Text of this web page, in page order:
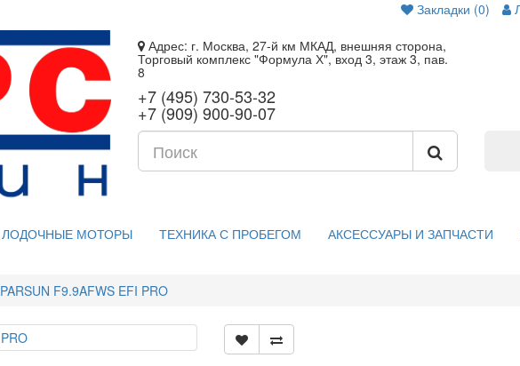
Закладки (0)
Адрес: г. Москва, 27-й км МКАД, внешняя сторона,
Торговый комплекс "Формула Х", вход 3, этаж 3, пав.
8
+7 (495) 730-53-32
+7 (909) 900-90-07
ЛОДОЧНЫЕ МОТОРЫ ТЕХНИКА С ПРОБЕГОМ АКСЕССУАРЫ И ЗАПЧАСТИ
F9.9AFWS EFI PRO